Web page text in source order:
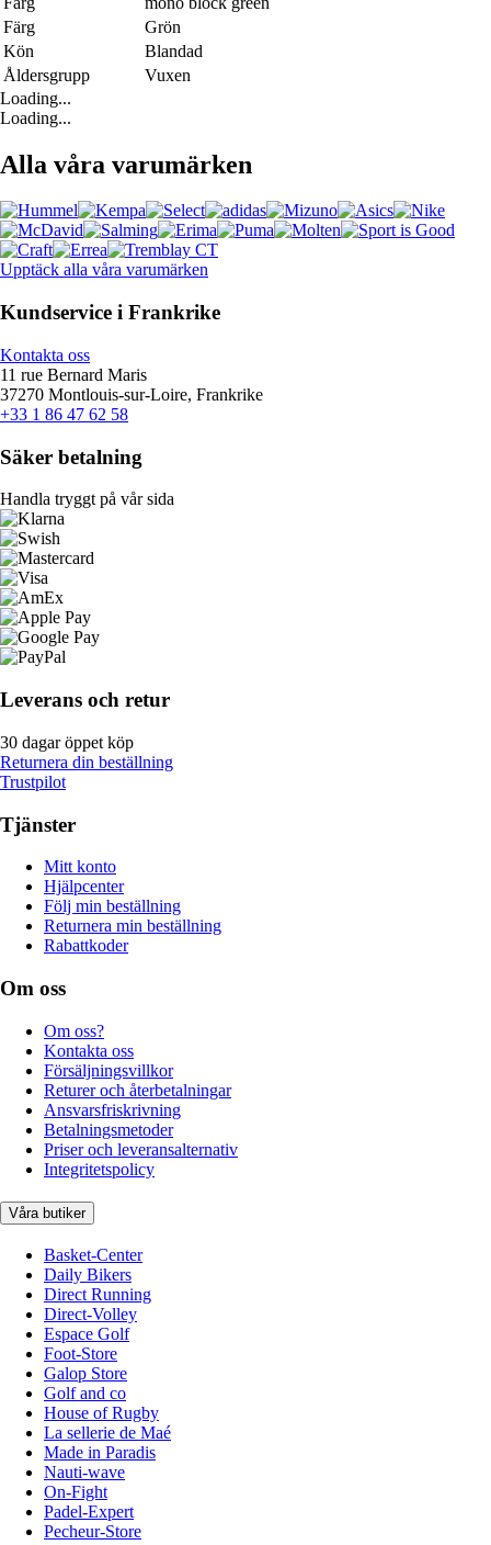
Färg
Grön
Kön
Blandad
Åldersgrupp
Vuxen
Loading...
Loading...
Alla våra varumärken
Upptäck alla våra varumärken
Kundservice i Frankrike
Kontakta oss
11 rue Bernard Maris
37270 Montlouis-sur-Loire, Frankrike
+33 1 86 47 62 58
Säker betalning
Handla tryggt på vår sida
Leverans och retur
30 dagar öppet köp
Returnera din beställning
Trustpilot
Tjänster
Mitt konto
Hjälpcenter
Följ min beställning
Returnera min beställning
Rabattkoder
Om oss
Om oss?
Kontakta oss
Försäljningsvillkor
Returer och återbetalningar
Ansvarsfriskrivning
Betalningsmetoder
Priser och leveransalternativ
Integritetspolicy
Våra butiker
Basket-Center
Daily Bikers
Direct Running
Direct-Volley
Espace Golf
Foot-Store
Galop Store
Golf and co
House of Rugby
La sellerie de Maé
Made in Paradis
Nauti-wave
On-Fight
Padel-Expert
Pecheur-Store